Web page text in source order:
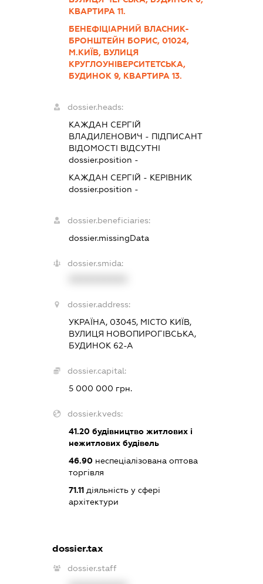
КВАРТИРА 11.
БЕНЕФІЦІАРНИЙ ВЛАСНИК-
БРОНШТЕЙН БОРИС, 01024,
М.КИЇВ, ВУЛИЦЯ
КРУГЛОУНІВЕРСИТЕТСЬКА,
БУДИНОК 9, КВАРТИРА 13.
dossier.heads:
КАЖДАН СЕРГІЙ
ВЛАДИЛЕНОВИЧ - ПІДПИСАНТ
ВІДОМОСТІ ВІДСУТНІ
dossier.position -
КАЖДАН СЕРГІЙ - КЕРІВНИК
dossier.position -
dossier.beneficiaries:
dossier.missingData
dossier.smida:
dossier.address:
УКРАЇНА, 03045, МІСТО КИЇВ,
ВУЛИЦЯ НОВОПИРОГІВСЬКА,
БУДИНОК 62-А
dossier.capital:
5 000 000 грн.
dossier.kveds:
41.20будівництво житлових і
нежитлових будівель
46.90неспеціалізована оптова
торгівля
71.11діяльність у сфері
архітектури
dossier.tax
dossier.staff